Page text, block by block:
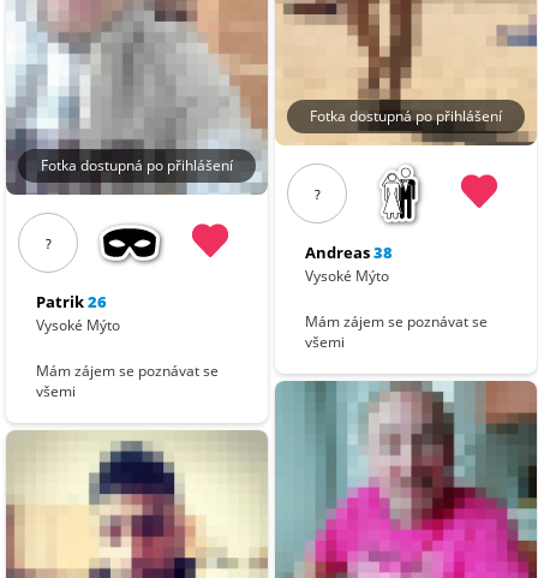
Fotka dostupná po přihlášení
?
Patrik26
Vysoké Mýto
Mám zájem se poznávat se
všemi
Fotka dostupná po přihlášení
?
Andreas38
Vysoké Mýto
Mám zájem se poznávat se
všemi